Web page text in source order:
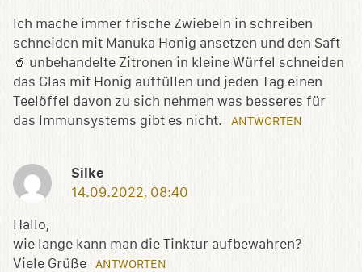
Ich mache immer frische Zwiebeln in schreiben
schneiden mit Manuka Honig ansetzen und den Saft
🥤 unbehandelte Zitronen in kleine Würfel schneiden
das Glas mit Honig auffüllen und jeden Tag einen
Teelöffel davon zu sich nehmen was besseres für
das Immunsystems gibt es nicht.
ANTWORTEN
Silke
14.09.2022, 08:40
Hallo,
wie lange kann man die Tinktur aufbewahren?
Viele Grüße
ANTWORTEN